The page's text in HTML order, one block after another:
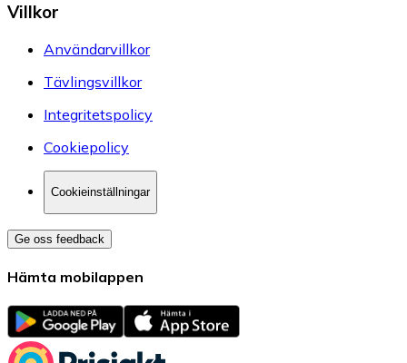
Villkor
Användarvillkor
Tävlingsvillkor
Integritetspolicy
Cookiepolicy
Cookieinställningar
Ge oss feedback
Hämta mobilappen